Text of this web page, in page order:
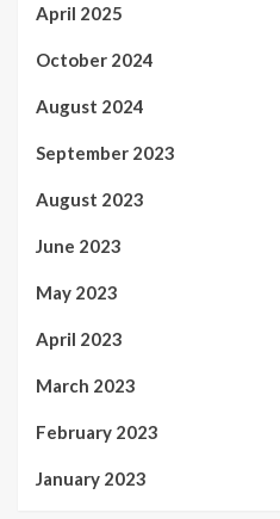
April 2025
October 2024
August 2024
September 2023
August 2023
June 2023
May 2023
April 2023
March 2023
February 2023
January 2023